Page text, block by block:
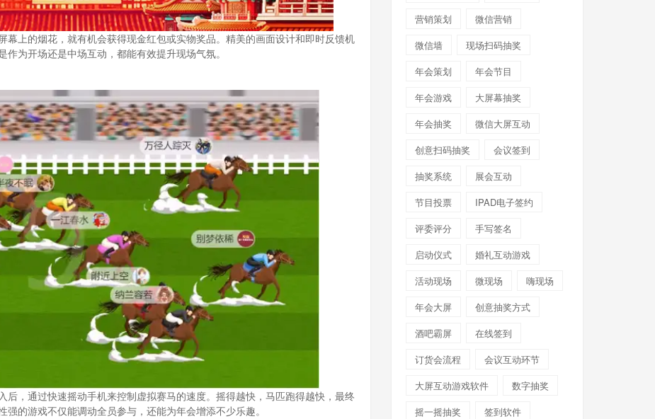
幕上的烟花，就有机会获得现金红包或实物奖品。精美的画面设计和即时反馈机
为开场还是中场互动，都能有效提升现场气氛。
，通过快速摇动手机来控制虚拟赛马的速度。摇得越快，马匹跑得越快，最终
的游戏不仅能调动全员参与，还能为年会增添不少乐趣。
营销策划
微信营销
微信墙
现场扫码抽奖
年会策划
年会节目
年会游戏
大屏幕抽奖
年会抽奖
微信大屏互动
创意扫码抽奖
会议签到
抽奖系统
展会互动
节目投票
IPAD电子签约
评委评分
手写签名
启动仪式
婚礼互动游戏
活动现场
微现场
嗨现场
年会大屏
创意抽奖方式
酒吧霸屏
在线签到
订货会流程
会议互动环节
大屏互动游戏软件
数字抽奖
摇一摇抽奖
签到软件